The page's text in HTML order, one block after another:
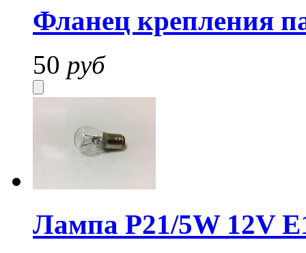
Фланец крепления
50 руб
Лампа P21/5W 12V